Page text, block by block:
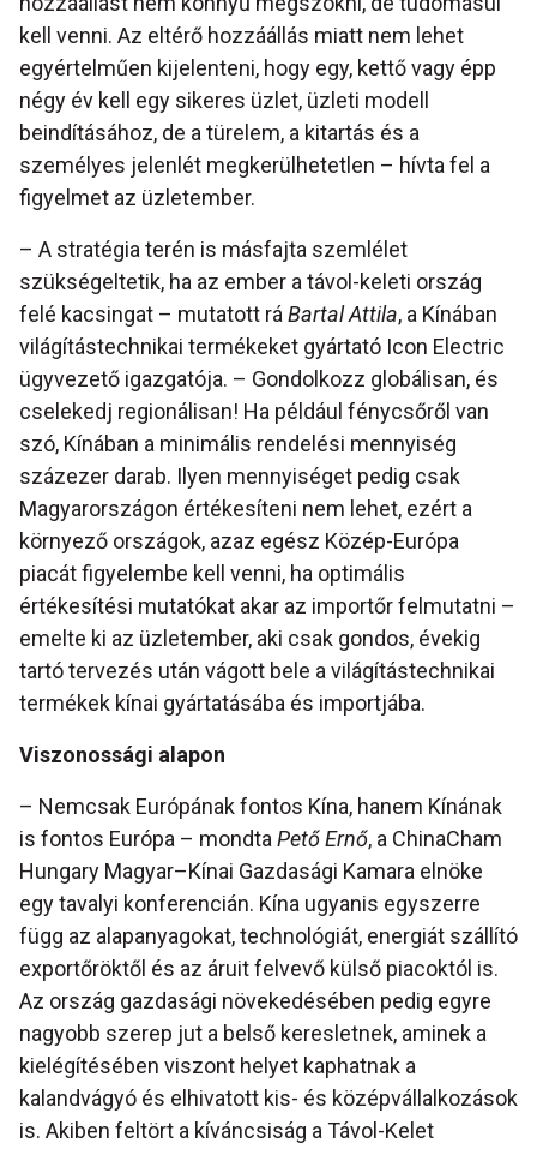
kell venni. Az eltérő hozzáállás miatt nem lehet
egyértelműen kijelenteni, hogy egy, kettő vagy épp
négy év kell egy sikeres üzlet, üzleti modell
beindításához, de a türelem, a kitartás és a
személyes jelenlét megkerülhetetlen – hívta fel a
figyelmet az üzletember.
– A stratégia terén is másfajta szemlélet
szükségeltetik, ha az ember a távol-keleti ország
felé kacsingat – mutatott ráBartal Attila, a Kínában
világítástechnikai termékeket gyártató Icon Electric
ügyvezető igazgatója. – Gondolkozz globálisan, és
cselekedj regionálisan! Ha például fénycsőről van
szó, Kínában a minimális rendelési mennyiség
százezer darab. Ilyen mennyiséget pedig csak
Magyarországon értékesíteni nem lehet, ezért a
környező országok, azaz egész Közép-Európa
piacát figyelembe kell venni, ha optimális
értékesítési mutatókat akar az importőr felmutatni –
emelte ki az üzletember, aki csak gondos, évekig
tartó tervezés után vágott bele a világítástechnikai
termékek kínai gyártatásába és importjába.
Viszonossági alapon
– Nemcsak Európának fontos Kína, hanem Kínának
is fontos Európa – mondtaPető Ernő, a ChinaCham
Hungary Magyar–Kínai Gazdasági Kamara elnöke
egy tavalyi konferencián. Kína ugyanis egyszerre
függ az alapanyagokat, technológiát, energiát szállító
exportőröktől és az áruit felvevő külső piacoktól is.
Az ország gazdasági növekedésében pedig egyre
nagyobb szerep jut a belső keresletnek, aminek a
kielégítésében viszont helyet kaphatnak a
kalandvágyó és elhivatott kis- és középvállalkozások
is. Akiben feltört a kíváncsiság a Távol-Kelet